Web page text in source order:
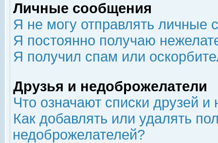
Личные сообщения
Я не могу отправлять личные
Я постоянно получаю
Я получил спам или
Друзья и недоброжелатели
Что означают списки друзей
Как добавлять или удалять
недоброжелателей?